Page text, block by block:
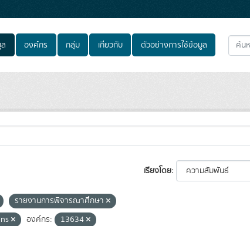
องค์กร กลุ่ม เกี่ยวกับ ตัวอย่างการใช้ข้อมูล
เรียงโดย
รายงานการพิจารณาศึกษา
องค์กร: 13634